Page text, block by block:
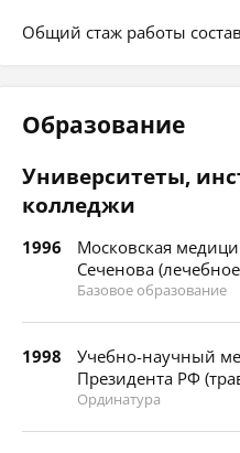
Общий стаж работы
Образование
Университеты,
колледжи
1996
Московская
Сеченова
Базовое образование
1998
Учебно-научный
Президента РФ
Ординатура